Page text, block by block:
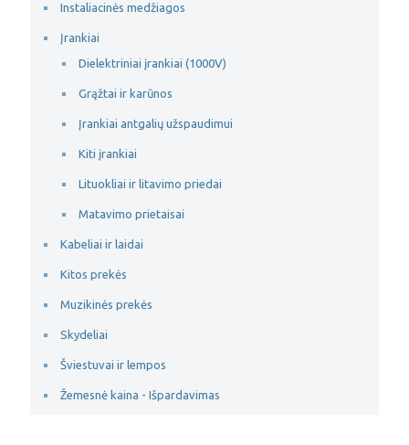
Instaliacinės medžiagos
Įrankiai
Dielektriniai įrankiai (1000V)
Grąžtai ir karūnos
Įrankiai antgalių užspaudimui
Kiti įrankiai
Lituokliai ir litavimo priedai
Matavimo prietaisai
Kabeliai ir laidai
Kitos prekės
Muzikinės prekės
Skydeliai
Šviestuvai ir lempos
Žemesnė kaina - Išpardavimas